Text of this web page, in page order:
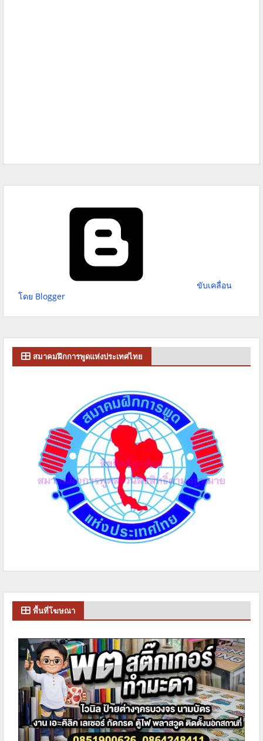
ขับเคลื่อน
โดย Blogger
สมาคมฝึกการพูดแห่งประเทศไทย
พื้นที่โฆษณา